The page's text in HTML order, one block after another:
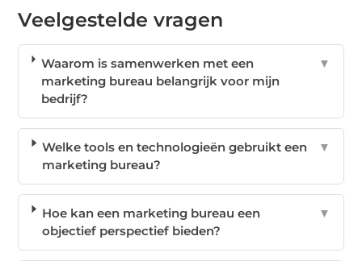
Veelgestelde vragen
Waarom is samenwerken met een
marketing bureau belangrijk voor mijn
bedrijf?
▼
Welke tools en technologieën gebruikt een
marketing bureau?
▼
Hoe kan een marketing bureau een
objectief perspectief bieden?
▼